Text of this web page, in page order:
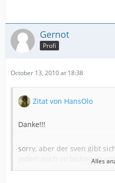
Gernot
Profi
October 13, 2010 at 18:38
Zitat von HansOlo
Danke!!!
sorry, aber der sven gibt
jedem noch so technisch
(volldeppen was auch
Alles